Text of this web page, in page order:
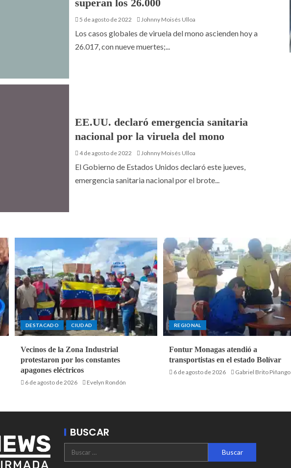
superan los 26.000
5 de agosto de 2022 Johnny Moisés Ulloa
Los casos globales de viruela del mono ascienden hoy a
26.017, con nueve muertes;...
EE.UU. declaró emergencia sanitaria
nacional por la viruela del mono
4 de agosto de 2022 Johnny Moisés Ulloa
El Gobierno de Estados Unidos declaró este jueves,
emergencia sanitaria nacional por el brote...
DESTACADO CIUDAD
Vecinos de la Zona Industrial
protestaron por los constantes
apagones eléctricos
6 de agosto de 2026 Evelyn Rondón
REGIONAL
Fontur Monagas atendió a
transportistas en el estado Bolívar
6 de agosto de 2026 Gabriel Brito Piñango
BUSCAR